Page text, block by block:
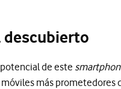
descubierto
de este
más prometedores